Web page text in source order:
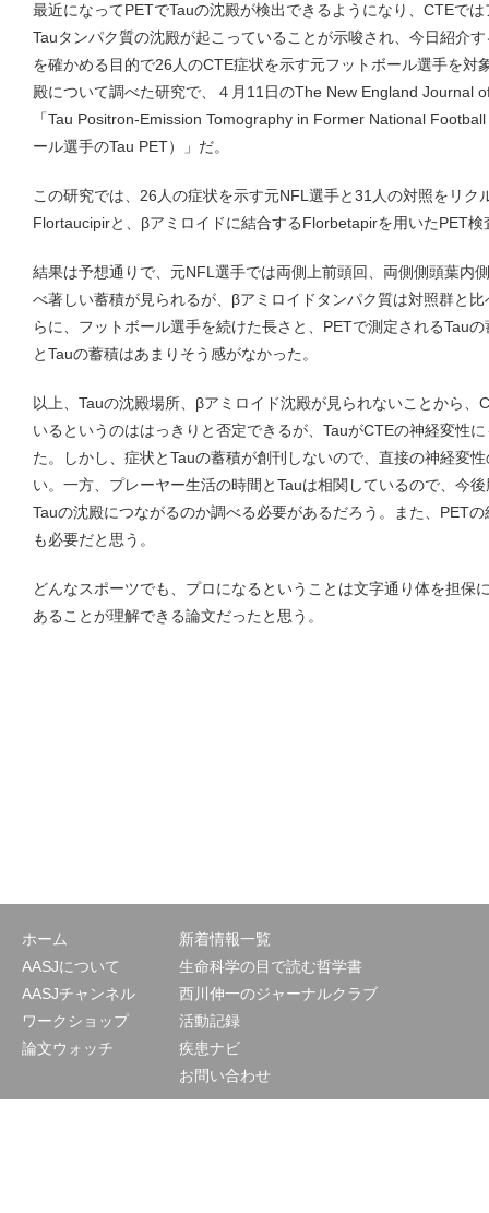
最近になってPETでTauの沈殿が検出できるようになり、CTEで
Tauタンパク質の沈殿が起こっていることが示唆され、今日紹介
を確かめる目的で26人のCTE症状を示す元フットボール選手を対
殿について調べた研究で、４月11日のThe New England Journal
「Tau Positron-Emission Tomography in Former National
ール選手のTau PET）」だ。
この研究では、26人の症状を示す元NFL選手と31人の対照をリク
Flortaucipirと、βアミロイドに結合するFlorbetapirを用いたPET検
結果は予想通りで、元NFL選手では両側上前頭回、両側側頭葉内
べ著しい蓄積が見られるが、βアミロイドタンパク質は対照群と
らに、フットボール選手を続けた長さと、PETで測定されるTau
とTauの蓄積はあまりそう感がなかった。
以上、Tauの沈殿場所、βアミロイド沈殿が見られないことから、
いるというのははっきりと否定できるが、TauがCTEの神経変性
た。しかし、症状とTauの蓄積が創刊しないので、直接の神経変
い。一方、プレーヤー生活の時間とTauは相関しているので、今
Tauの沈殿につながるのか調べる必要があるだろう。また、PET
も必要だと思う。
どんなスポーツでも、プロになるということは文字通り体を担保
あることが理解できる論文だったと思う。
ホーム
AASJについて
AASJチャンネル
ワークショップ
論文ウォッチ
新着情報一覧
生命科学の目で読む哲学書
西川伸一のジャーナルクラブ
活動記録
疾患ナビ
お問い合わせ